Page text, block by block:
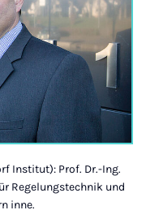
Institut): Prof. Dr.-Ing.
Regelungstechnik und
inne.